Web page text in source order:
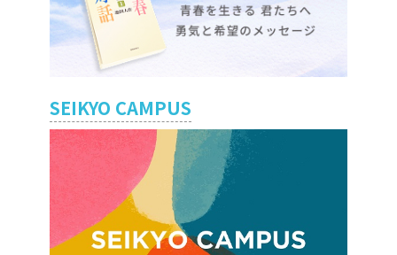
SEIKYO CAMPUS